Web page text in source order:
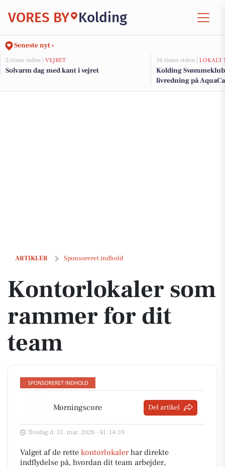
VORES BY Kolding
Seneste nyt ›
5 timer siden | VEJRET
Solvarm dag med kant i vejret
16 timer siden | LOKALT
Kolding
livredning på
ARTIKLER Sponsoreret indhold
Kontorlokaler som rammer for dit team
Kontorlokaler som
rammer for dit
team
Morningscore Del artikel
Tirsdag d. 31. mar. 2026 - kl. 14:39
Valget af de rette kontorlokalerhar direkte
indflydelse på, hvordan dit team arbejder,